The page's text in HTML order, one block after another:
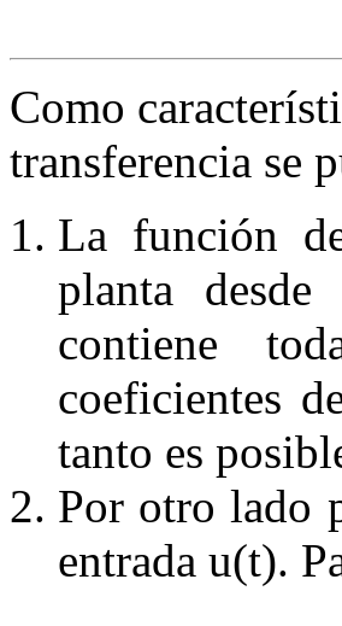
Como
transferencia se
La función
planta
contiene
coeficientes
tanto es
Por otro lado
entrada u(t).